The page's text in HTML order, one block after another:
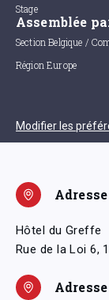
Stage
Assemblée
Section Belgique /
Région Europe
Modifier les
Hôtel du Greffe
Rue de la Loi 6,